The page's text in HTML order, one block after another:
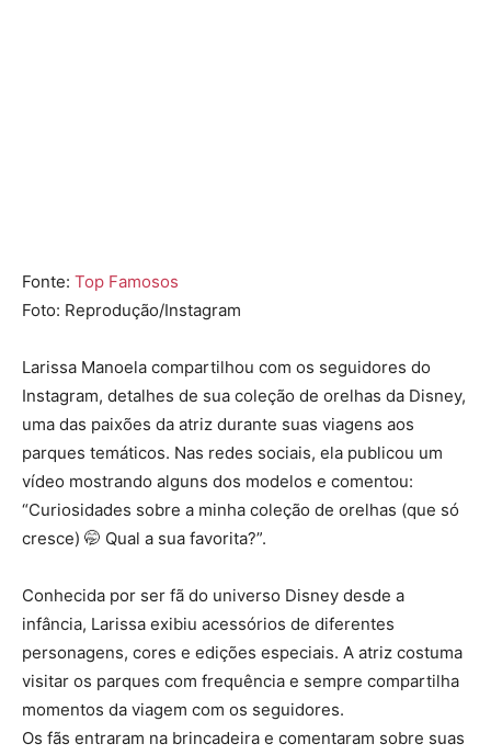
Fonte: Top Famosos
Foto: Reprodução/Instagram
Larissa Manoela compartilhou com os seguidores do
Instagram, detalhes de sua coleção de orelhas da Disney,
uma das paixões da atriz durante suas viagens aos
parques temáticos. Nas redes sociais, ela publicou um
vídeo mostrando alguns dos modelos e comentou:
“Curiosidades sobre a minha coleção de orelhas (que só
cresce) 🤭 Qual a sua favorita?”.
Conhecida por ser fã do universo Disney desde a
infância, Larissa exibiu acessórios de diferentes
personagens, cores e edições especiais. A atriz costuma
visitar os parques com frequência e sempre compartilha
momentos da viagem com os seguidores.
Os fãs entraram na brincadeira e comentaram sobre suas